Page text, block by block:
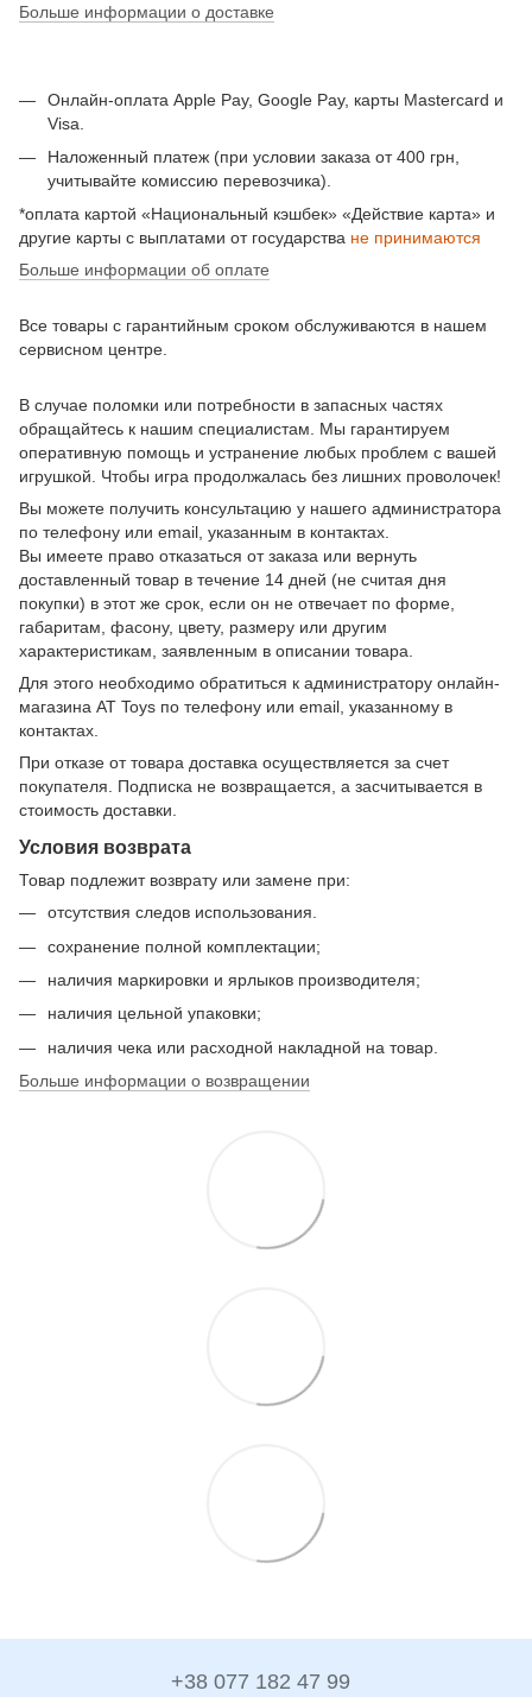
Больше информации о доставке
Онлайн-оплата Apple Pay, Google Pay, карты Mastercard и
Visa.
Наложенный платеж (при условии заказа от 400 грн,
учитывайте комиссию перевозчика).
*оплата картой «Национальный кэшбек» «Действие карта» и
другие карты с выплатами от государства не принимаются
Больше информации об оплате
Все товары с гарантийным сроком обслуживаются в нашем
сервисном центре.
В случае поломки или потребности в запасных частях
обращайтесь к нашим специалистам. Мы гарантируем
оперативную помощь и устранение любых проблем с вашей
игрушкой. Чтобы игра продолжалась без лишних проволочек!
Вы можете получить консультацию у нашего администратора
по телефону или email, указанным в контактах.
Вы имеете право отказаться от заказа или вернуть
доставленный товар в течение 14 дней (не считая дня
покупки) в этот же срок, если он не отвечает по форме,
габаритам, фасону, цвету, размеру или другим
характеристикам, заявленным в описании товара.
Для этого необходимо обратиться к администратору онлайн-
магазина AT Toys по телефону или email, указанному в
контактах.
При отказе от товара доставка осуществляется за счет
покупателя. Подписка не возвращается, а засчитывается в
стоимость доставки.
Условия возврата
Товар подлежит возврату или замене при:
отсутствия следов использования.
сохранение полной комплектации;
наличия маркировки и ярлыков производителя;
наличия цельной упаковки;
наличия чека или расходной накладной на товар.
Больше информации о возвращении
+38 077 182 47 99